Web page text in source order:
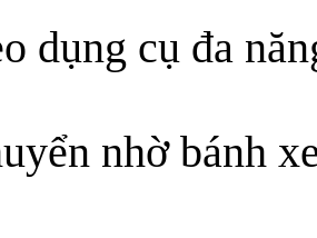
dụng cụ đa
nhờ bánh